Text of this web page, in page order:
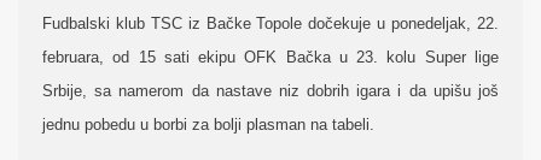
Fudbalski klub TSC iz Bačke Topole dočekuje u ponedeljak, 22.
februara, od 15 sati ekipu OFK Bačka u 23. kolu Super lige
Srbije, sa namerom da nastave niz dobrih igara i da upišu još
jednu pobedu u borbi za bolji plasman na tabeli.